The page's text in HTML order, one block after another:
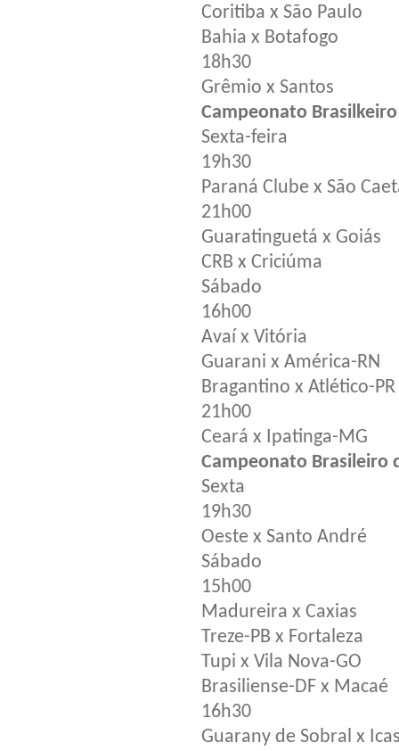
Coritiba x São Paulo
Bahia x Botafogo
18h30
Grêmio x Santos
Campeonato Brasilkeiro
Sexta-feira
19h30
Paraná Clube x São
21h00
Guaratinguetá x Goiás
CRB x Criciúma
Sábado
16h00
Avaí x Vitória
Guarani x América-RN
Bragantino x Atlético-PR
21h00
Ceará x Ipatinga-MG
Campeonato Brasileiro
Sexta
19h30
Oeste x Santo André
Sábado
15h00
Madureira x Caxias
Treze-PB x Fortaleza
Tupi x Vila Nova-GO
Brasiliense-DF x Macaé
16h30
Guarany de Sobral x